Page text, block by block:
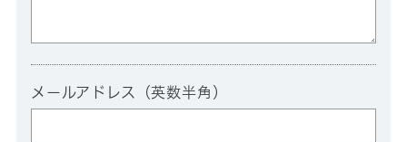
メールアドレス（英数半角）